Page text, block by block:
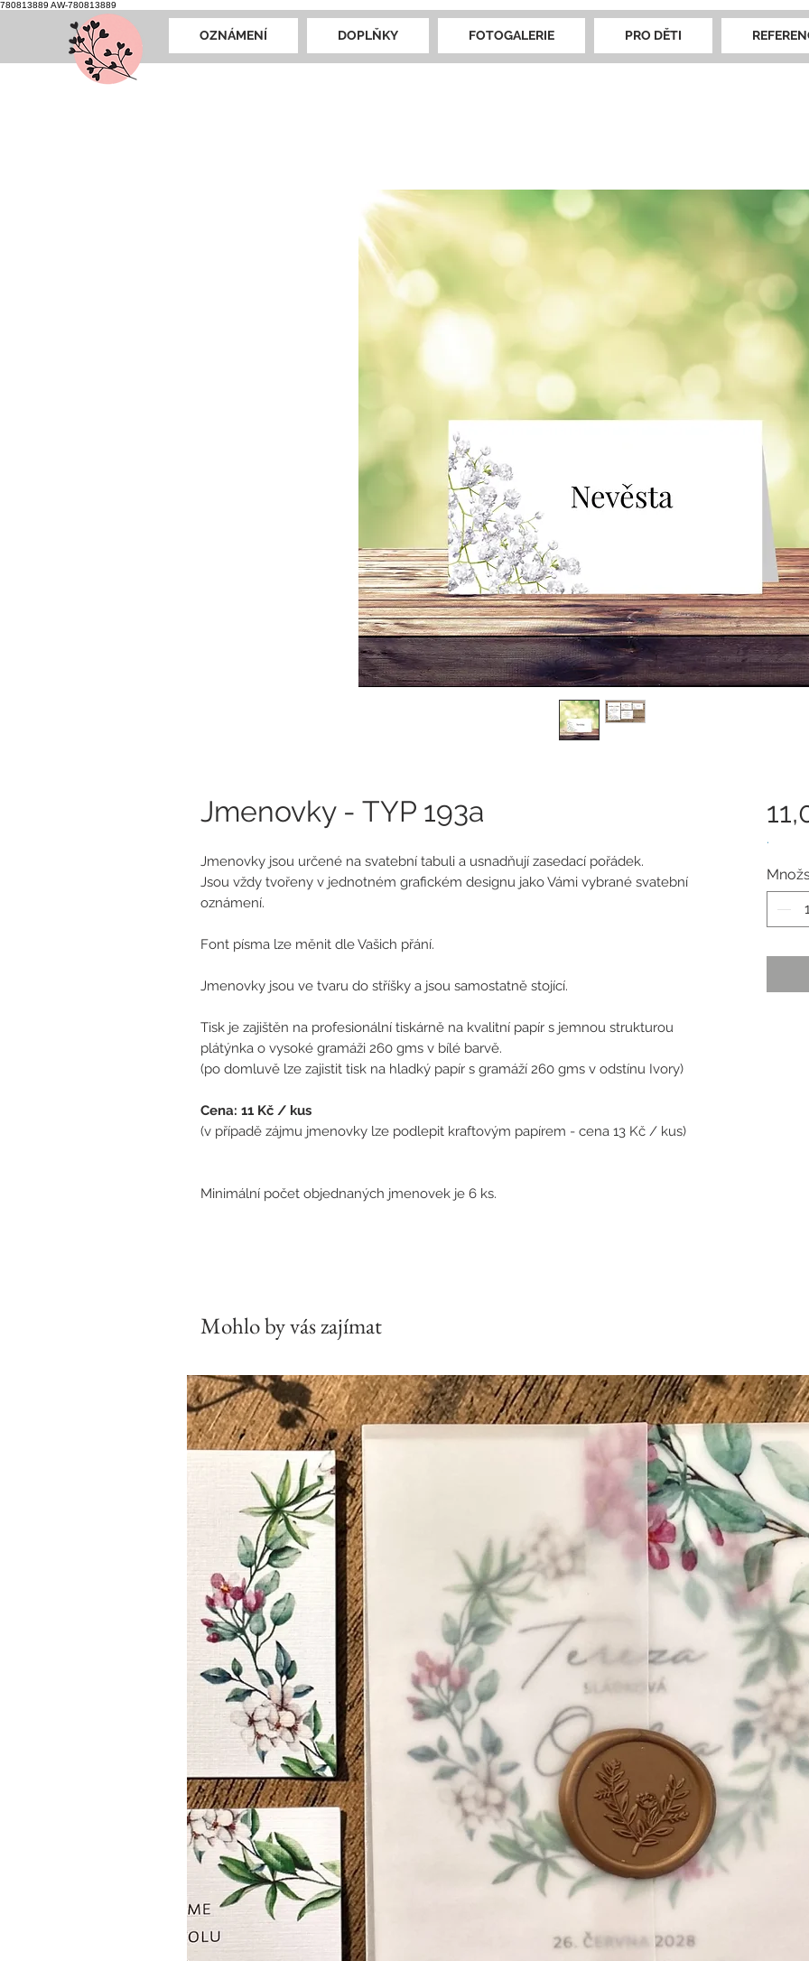
780813889 AW-780813889
OZNÁMENÍ DOPLŇKY FOTOGALERIE PRO DĚTI
Jmenovky - TYP 193a
Jmenovky jsou určené na svatební tabuli a usnadňují zasedací pořádek.
Jsou vždy tvořeny v jednotném grafickém designu jako Vámi vybrané svatební
oznámení.
Font písma lze měnit dle Vašich přání.
Jmenovky jsou ve tvaru do stříšky a jsou samostatně stojící.
Tisk je zajištěn na profesionální tiskárně na kvalitní papír s jemnou strukturou
plátýnka o vysoké gramáži 260 gms v bílé barvě.
(po domluvě lze zajistit tisk na hladký papír s gramáží 260 gms v odstínu Ivory)
Cena: 11 Kč / kus
(v případě zájmu jmenovky lze podlepit kraftovým papírem - cena 13 Kč / kus)
Minimální počet objednaných jmenovek je 6 ks.
.
Mohlo by vás zajímat